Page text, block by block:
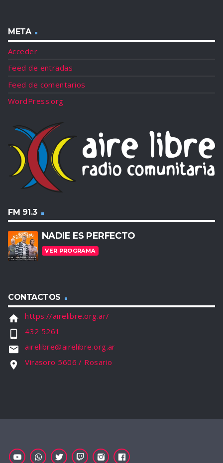
META
Acceder
Feed de entradas
Feed de comentarios
WordPress.org
FM 91.3
NADIE ES PERFECTO
VER PROGRAMA
CONTACTOS
home https://airelibre.org.ar/
phone_android 432 5261
email airelibre@airelibre.org.ar
location_on Virasoro 5606 / Rosario